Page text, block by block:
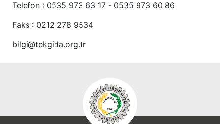
Telefon : 0535 973 63 17 - 0535 973 60 86
Faks : 0212 278 9534
bilgi@tekgida.org.tr